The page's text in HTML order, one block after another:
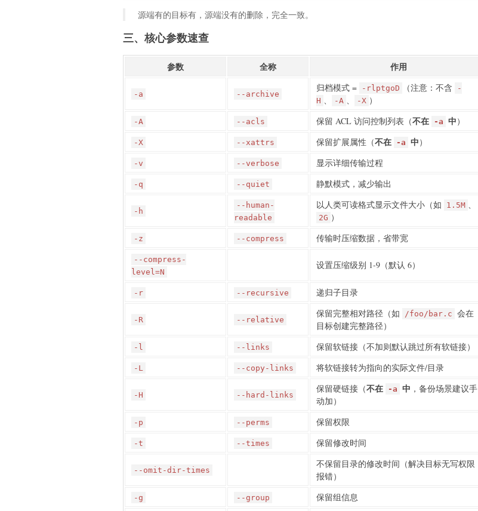
源端有的目标有，源端没有的删除，完全一致。
三、核心参数速查
参数 全称 作用
-a --archive
归档模式 = -rlptgoD （注意：不含
-
H 、 -A 、 -X ）
-A --acls 保留 ACL 访问控制列表（不在 -a 中）
-X --xattrs 保留扩展属性（不在 -a 中）
-v --verbose 显示详细传输过程
-q --quiet 静默模式，减少输出
-h
--human-
readable
以人类可读格式显示文件大小（如 1.5M 、
2G ）
-z --compress 传输时压缩数据，省带宽
--compress-
level=N
设置压缩级别 1-9（默认 6）
-r --recursive 递归子目录
-R --relative
保留完整相对路径（如 /foo/bar.c 会在
目标创建完整路径）
-l --links 保留软链接（不加则默认跳过所有软链接）
-L --copy-links 将软链接转为指向的实际文件/目录
-H --hard-links
保留硬链接（不在 -a 中 ，备份场景建议手
动加）
-p --perms 保留权限
-t --times 保留修改时间
--omit-dir-times
不保留目录的修改时间（解决目标无写权限
报错）
-g --group 保留组信息